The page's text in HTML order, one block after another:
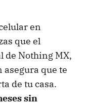
en
que el
de Nothing MX,
que te
de tu casa.
sin